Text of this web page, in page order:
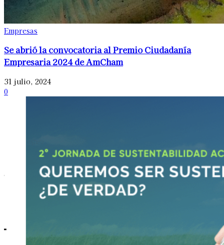
Empresas
Se abrió la convocatoria al Premio Ciudadanía
Empresaria 2024 de AmCham
31 julio, 2024
0